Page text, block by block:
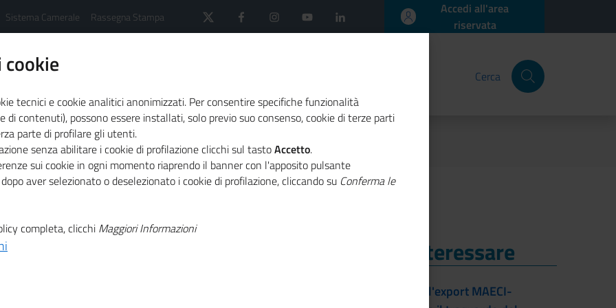
Sistema Camerale Rassegna Stampa
Accedi all'area
riservata
Cerca
sistema camerale Primo Piano MUD 2020: adempimenti e sanzioni
e
Ti Potrebbe Interessare
L'accordo per l'export MAECI-
tecnici e cookie analitici anonimizzati. Per consentire specifiche funzionalità
di contenuti), possono essere installati, solo previo suo consenso, cookie di terze parti
parte di profilare gli utenti.
senza abilitare i cookie di profilazione clicchi sul tastoAccetto.
sui cookie in ogni momento riaprendo il banner con l'apposito pulsante
aver selezionato o deselezionato i cookie di profilazione, cliccando su Conferma le
completa, clicchi Maggiori Informazioni